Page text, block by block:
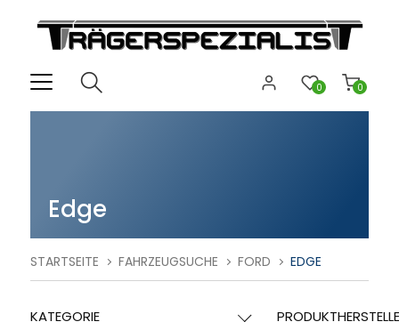
0
0
Edge
STARTSEITE FAHRZEUGSUCHE FORD EDGE
KATEGORIE